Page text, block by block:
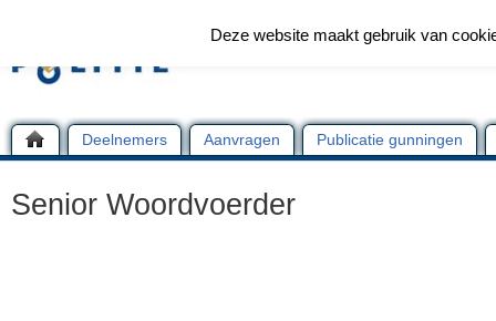
Deelnemers Aanvragen Publicatie gunningen
Senior Woordvoerder
Deze website maakt gebruik van